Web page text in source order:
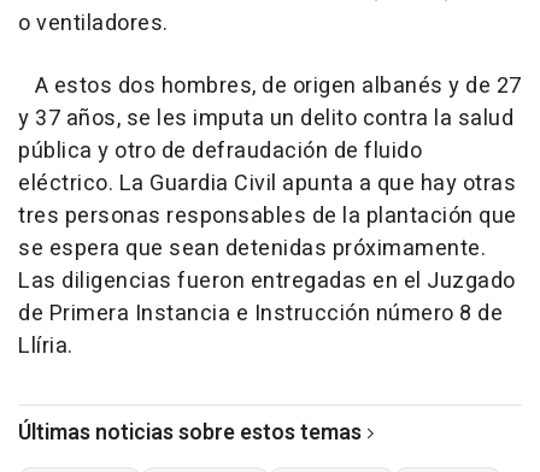
o ventiladores.
A estos dos hombres, de origen albanés y de 27
y 37 años, se les imputa un delito contra la salud
pública y otro de defraudación de fluido
eléctrico. La Guardia Civil apunta a que hay otras
tres personas responsables de la plantación que
se espera que sean detenidas próximamente.
Las diligencias fueron entregadas en el Juzgado
de Primera Instancia e Instrucción número 8 de
Llíria.
Últimas noticias sobre estos temas